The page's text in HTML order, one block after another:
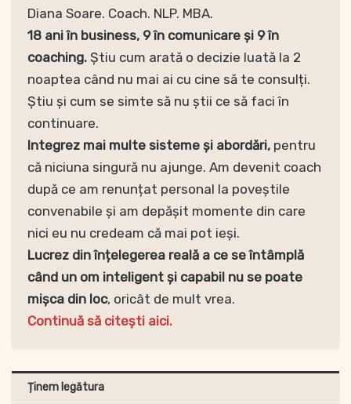
Diana Soare. Coach. NLP. MBA.
18 ani în business, 9 în comunicare și 9 în
coaching. Știu cum arată o decizie luată la 2
noaptea când nu mai ai cu cine să te consulți.
Știu și cum se simte să nu știi ce să faci în
continuare.
Integrez mai multe sisteme și abordări, pentru
că niciuna singură nu ajunge. Am devenit coach
după ce am renunțat personal la poveștile
convenabile și am depășit momente din care
nici eu nu credeam că mai pot ieși.
Lucrez din înțelegerea reală a ce se întâmplă
când un om inteligent și capabil nu se poate
mișca din loc, oricât de mult vrea.
Continuă să citești aici.
Ținem legătura